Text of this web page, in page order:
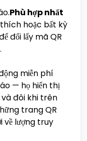
Phù hợp nhất
hoặc bất kỳ
đổi lấy mã QR
miễn phí
— họ hiển thị
và đôi khi trên
trang QR
về lượng truy